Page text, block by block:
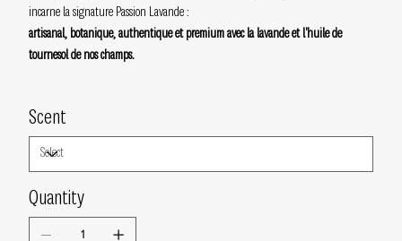
incarne la signature Passion Lavande :
artisanal, botanique, authentique et premium avec la lavande et l'huile de
tournesol de nos champs.
Scent
Quantity